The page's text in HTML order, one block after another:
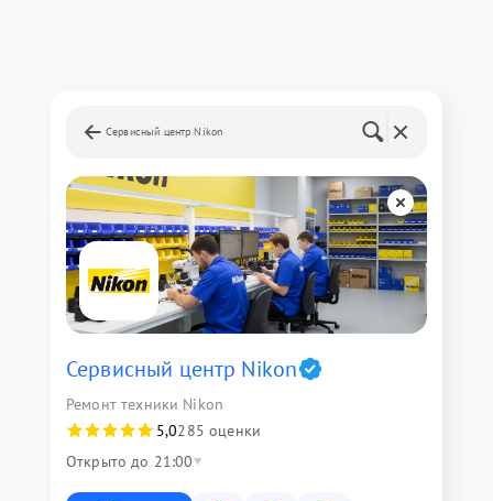
Сервисный центр Nikon
Сервисный центр Nikon
Ремонт техники Nikon
5,0285 оценки
Открыто до 21:00